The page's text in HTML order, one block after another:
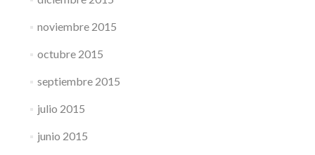
noviembre 2015
octubre 2015
septiembre 2015
julio 2015
junio 2015